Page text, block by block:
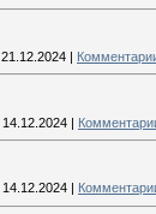
21.12.2024 |
14.12.2024 |
14.12.2024 |